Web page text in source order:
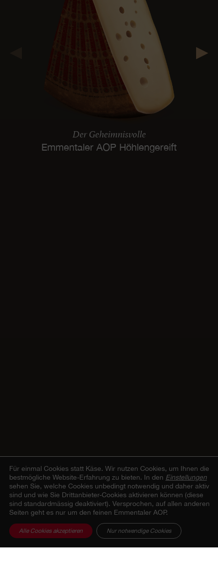
Der Geheimnisvolle
Emmentaler AOP Höhlengereift
Für einmal Cookies statt Käse. Wir nutzen Cookies, um Ihnen die
bestmögliche Website-Erfahrung zu bieten. In den Einstellungen
sehen Sie, welche Cookies unbedingt notwendig und daher aktiv
sind und wie Sie Drittanbieter-Cookies aktivieren können (diese
sind standardmässig deaktiviert). Versprochen, auf allen anderen
Seiten geht es nur um den feinen Emmentaler AOP.
Alle Cookies akzeptieren Nur notwendige Cookies